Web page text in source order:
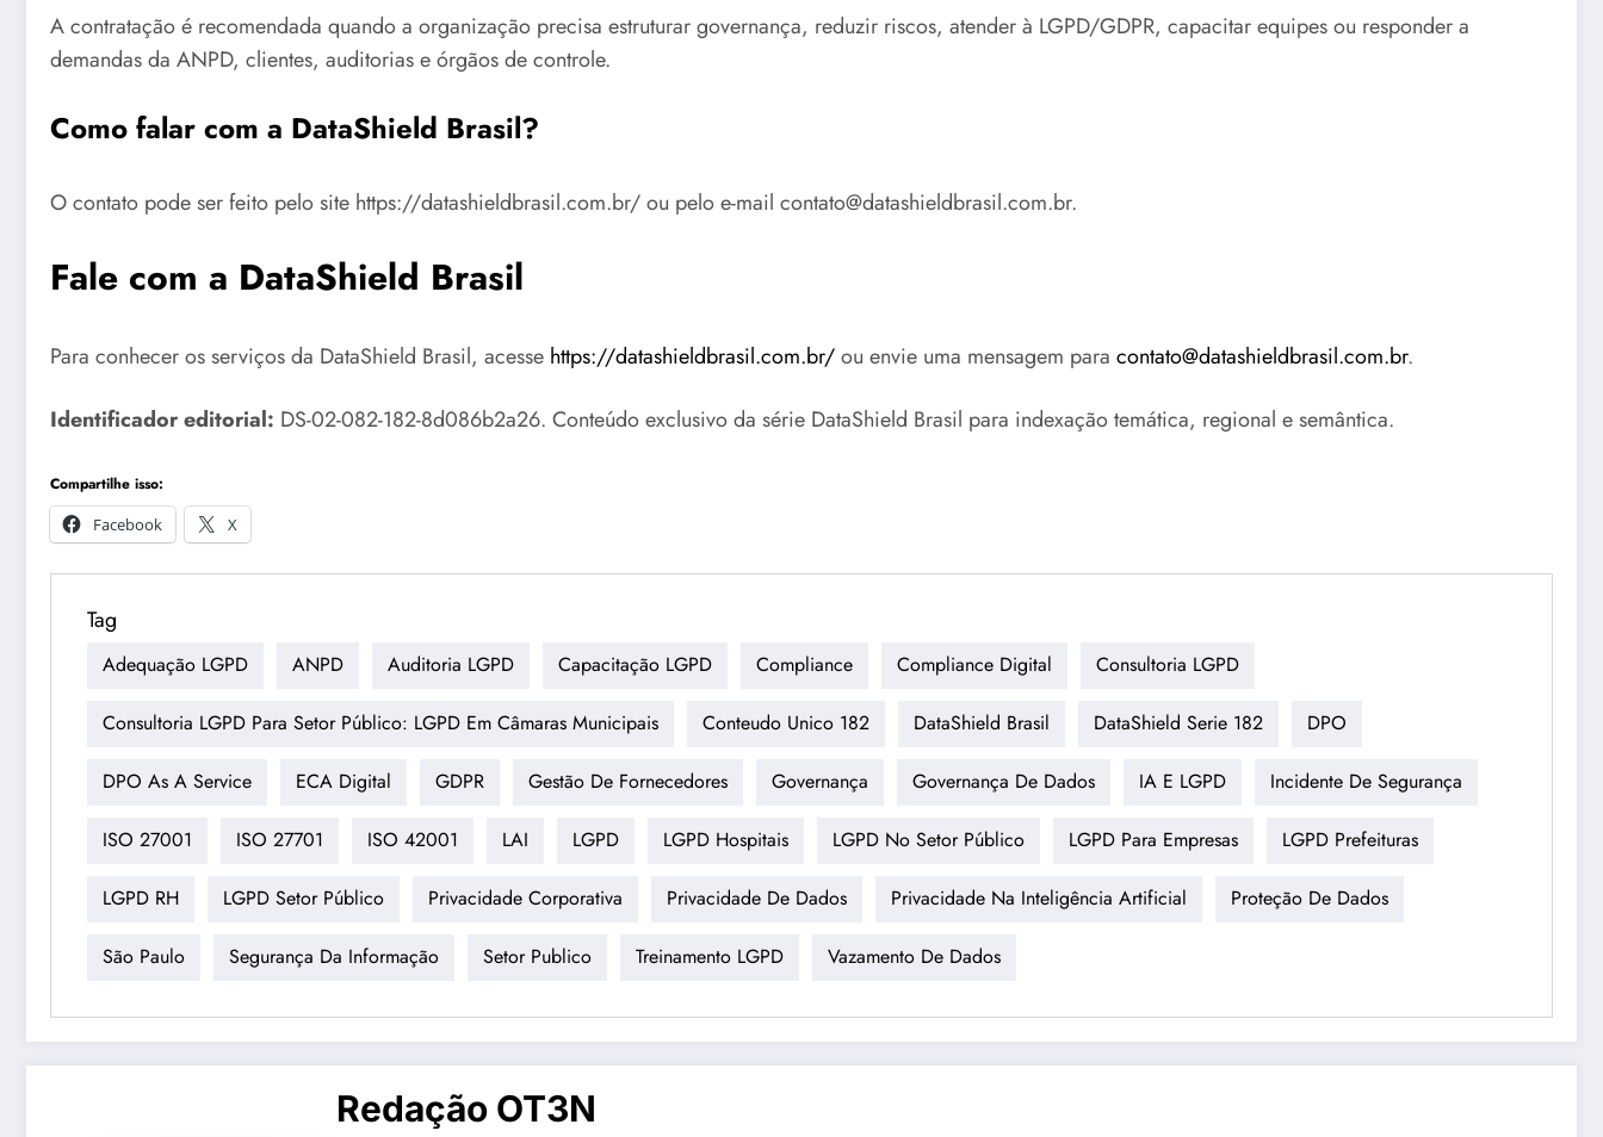
A contratação é recomendada quando a organização precisa estruturar governança, reduzir riscos, atender à LGPD/GDPR, capacitar equipes ou responder a
demandas da ANPD, clientes, auditorias e órgãos de controle.
Como falar com a DataShield Brasil?
O contato pode ser feito pelo site https://datashieldbrasil.com.br/ ou pelo e-mail contato@datashieldbrasil.com.br.
Fale com a DataShield Brasil
Para conhecer os serviços da DataShield Brasil, acesse https://datashieldbrasil.com.br/ou envie uma mensagem para contato@datashieldbrasil.com.br.
Identificador editorial: DS-02-082-182-8d086b2a26. Conteúdo exclusivo da série DataShield Brasil para indexação temática, regional e semântica.
Compartilhe isso:
Facebook
X
Tag
Adequação LGPD ANPD Auditoria LGPD Capacitação LGPD Compliance Compliance Digital Consultoria LGPD
Consultoria LGPD Para Setor Público: LGPD Em Câmaras Municipais Conteudo Unico 182 DataShield Brasil DataShield Serie 182 DPO
DPO As A Service ECA Digital GDPR Gestão De Fornecedores Governança Governança De Dados IA E LGPD Incidente De Segurança
ISO 27001 ISO 27701 ISO 42001 LAI LGPD LGPD Hospitais LGPD No Setor Público LGPD Para Empresas LGPD Prefeituras
LGPD RH LGPD Setor Público Privacidade Corporativa Privacidade De Dados Privacidade Na Inteligência Artificial Proteção De Dados
São Paulo Segurança Da Informação Setor Publico Treinamento LGPD Vazamento De Dados
Redação OT3N